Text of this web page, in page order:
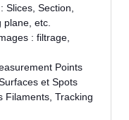
Slices, Section,
etc.
: filtrage,
Points
et Spots
Filaments, Tracking